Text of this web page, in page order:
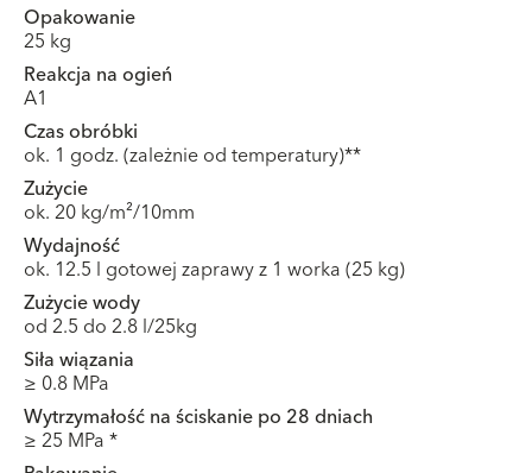
Opakowanie
25 kg
Reakcja na ogień
A1
Czas obróbki
ok. 1 godz. (zależnie od temperatury)**
Zużycie
ok. 20 kg/m²/10mm
Wydajność
ok. 12.5 l gotowej zaprawy z 1 worka (25 kg)
Zużycie wody
od 2.5 do 2.8 l/25kg
Siła wiązania
≥ 0.8 MPa
Wytrzymałość na ściskanie po 28 dniach
≥ 25 MPa *